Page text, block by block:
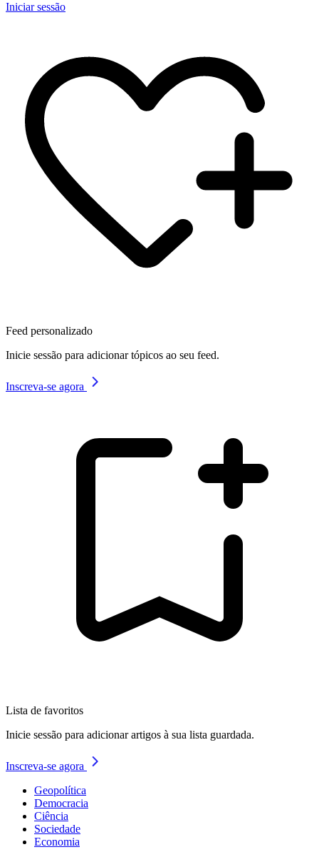
Iniciar sessão
Feed personalizado
Inicie sessão para adicionar tópicos ao seu feed.
Inscreva-se agora
Lista de favoritos
Inicie sessão para adicionar artigos à sua lista guardada.
Inscreva-se agora
Geopolítica
Democracia
Ciência
Sociedade
Economia